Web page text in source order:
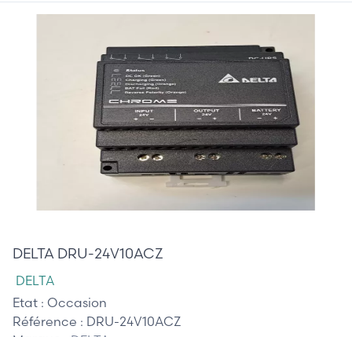
DELTA DRU-24V10ACZ
DELTA
Etat : Occasion
Référence : DRU-24V10ACZ